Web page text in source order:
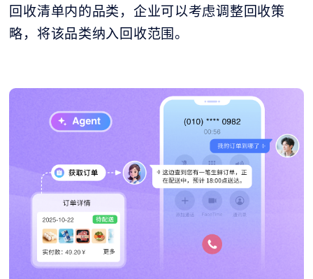
回收清单内的品类，企业可以考虑调整回收策
略，将该品类纳入回收范围。